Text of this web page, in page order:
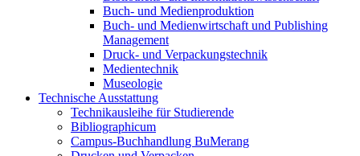
Buch- und Medienproduktion
Buch- und Medienwirtschaft und Publishing
Management
Druck- und Verpackungstechnik
Medientechnik
Museologie
Technische Ausstattung
Technikausleihe für Studierende
Bibliographicum
Campus-Buchhandlung BuMerang